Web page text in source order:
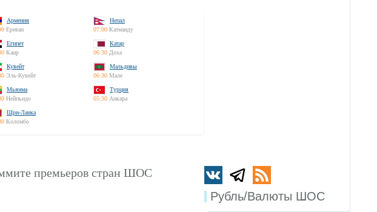
Армения
Ереван
Непал
07:00 Катманду
Египет
Каир
Катар
06:30 Доха
Кувейт
Эль-Кувейт
Мальдивы
06:30 Мале
Мьянма
Нейпьидо
Турция
05:30 Анкара
Шри-Ланка
Коломбо
Рубль/Валюты ШОС
премьеров стран ШОС